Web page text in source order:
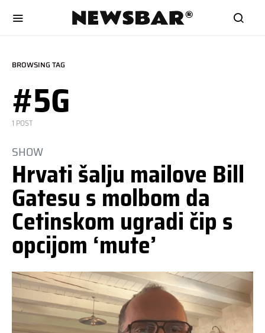
BROWSING TAG
#5G
1 POST
SHOW
Hrvati šalju mailove Bill
Gatesu s molbom da
Cetinskom ugradi čip s
opcijom ‘mute’